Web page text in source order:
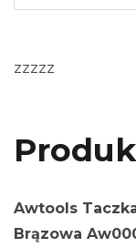
zzzzz
Awtools
Brązowa